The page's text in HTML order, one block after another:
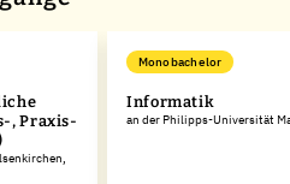
, Praxis-
Monobachelor
Informatik
an der Philipps-Universität